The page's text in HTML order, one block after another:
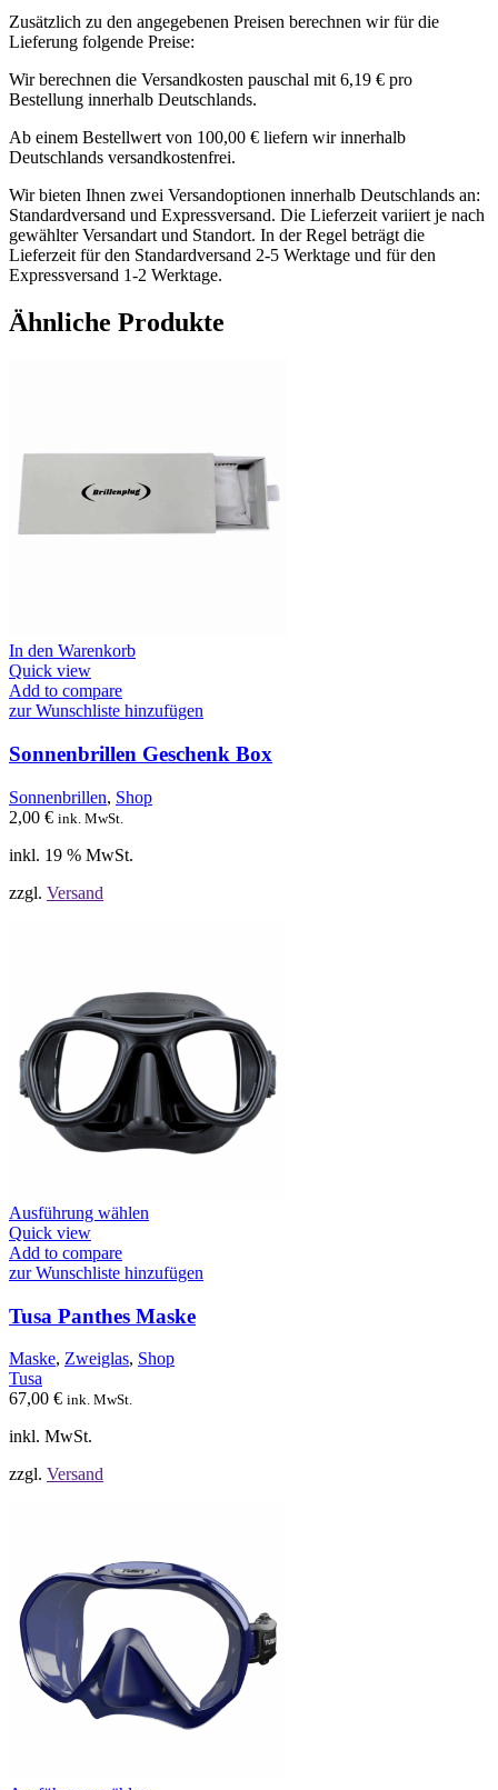
Zusätzlich zu den angegebenen Preisen berechnen wir für die
Lieferung folgende Preise:
Wir berechnen die Versandkosten pauschal mit 6,19 € pro
Bestellung innerhalb Deutschlands.
Ab einem Bestellwert von 100,00 € liefern wir innerhalb
Deutschlands versandkostenfrei.
Wir bieten Ihnen zwei Versandoptionen innerhalb Deutschlands an:
Standardversand und Expressversand. Die Lieferzeit variiert je nach
gewählter Versandart und Standort. In der Regel beträgt die
Lieferzeit für den Standardversand 2-5 Werktage und für den
Expressversand 1-2 Werktage.
Ähnliche Produkte
In den Warenkorb
Quick view
Add to compare
zur Wunschliste hinzufügen
Sonnenbrillen Geschenk Box
Sonnenbrillen, Shop
2,00 € ink. MwSt.
inkl. 19 % MwSt.
zzgl. Versand
Ausführung wählen
mehrere
auf.
Die
Optionen
können
Quick view
Add to compare
zur Wunschliste hinzufügen
Tusa Panthes Maske
Maske, Zweiglas, Shop
Tusa
67,00 € ink. MwSt.
inkl. MwSt.
zzgl. Versand